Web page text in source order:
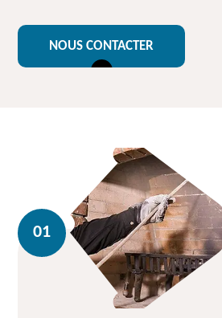
NOUS CONTACTER